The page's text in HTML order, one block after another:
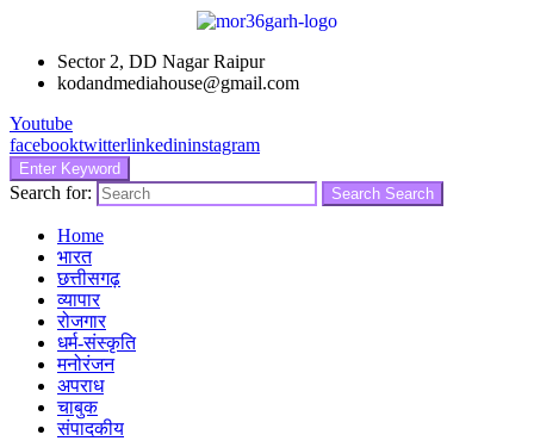
Sector 2, DD Nagar Raipur
kodandmediahouse@gmail.com
Youtube
facebooktwitterlinkedininstagram
Enter Keyword
Search for: Search Search
Home
भारत
छत्तीसगढ़
व्यापार
रोजगार
धर्म-संस्कृति
मनोरंजन
अपराध
चाबुक
संपादकीय